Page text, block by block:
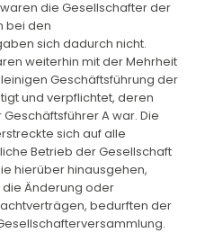
die Gesellschafter der
bei den
sich dadurch nicht.
weiterhin mit der Mehrheit
Geschäftsführung der
und verpflichtet, deren
A war. Die
sich auf alle
Betrieb der Gesellschaft
hierüber hinausgehen,
Änderung oder
bedurften der